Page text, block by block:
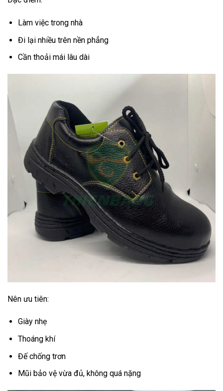
Làm việc trong nhà
Đi lại nhiều trên nền phẳng
Cần thoải mái lâu dài
Nên ưu tiên:
Giày nhẹ
Thoáng khí
Đế chống trơn
Mũi bảo vệ vừa đủ, không quá nặng